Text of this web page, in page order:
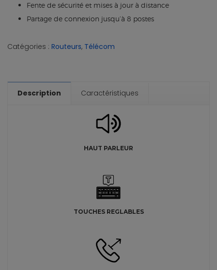
Fente de sécurité et mises à jour à distance
Partage de connexion jusqu’à 8 postes
Catégories : Routeurs, Télécom
Description Caractéristiques
HAUT PARLEUR
TOUCHES REGLABLES